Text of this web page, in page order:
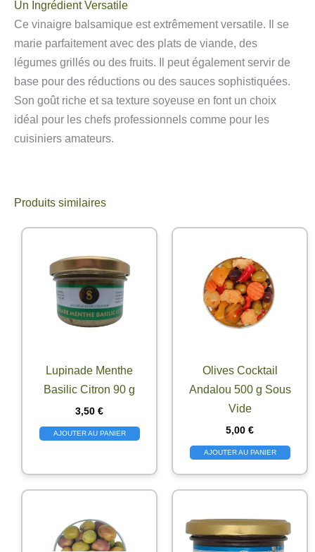
Un Ingrédient Versatile
Ce vinaigre balsamique est extrêmement versatile. Il se
marie parfaitement avec des plats de viande, des
légumes grillés ou des fruits. Il peut également servir de
base pour des réductions ou des sauces sophistiquées.
Son goût riche et sa texture soyeuse en font un choix
idéal pour les chefs professionnels comme pour les
cuisiniers amateurs.
Produits similaires
Lupinade Menthe
Basilic Citron 90 g
3,50 €
AJOUTER AU PANIER
Olives Cocktail
Andalou 500 g Sous
Vide
5,00 €
AJOUTER AU PANIER